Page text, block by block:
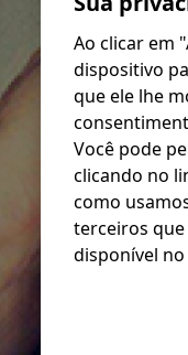
Ao clicar em
dispositivo
que ele lhe
Você pode
clicando no
como
terceiros que
disponível